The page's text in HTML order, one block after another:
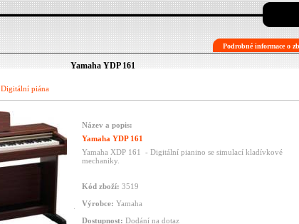
Podrobné informace o
Yamaha YDP 161
Digitální piána
Název a popis:
Yamaha YDP 161
Yamaha XDP 161 - Digitální pianino se simulací kladívkové
mechaniky.
Kód zboží: 3519
Výrobce: Yamaha
Dostupnost: Dodání na dotaz